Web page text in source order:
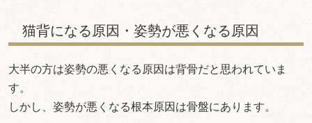
猫背になる原因・姿勢が悪くなる原因
大半の方は姿勢の悪くなる原因は背骨だと思われていま
す。
しかし、姿勢が悪くなる根本原因は骨盤にあります。